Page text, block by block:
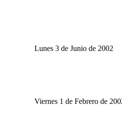
Lunes 3 de Junio de 2002
Viernes 1 de Febrero de